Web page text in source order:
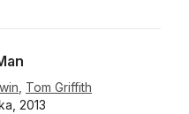
Tom Griffith
2013